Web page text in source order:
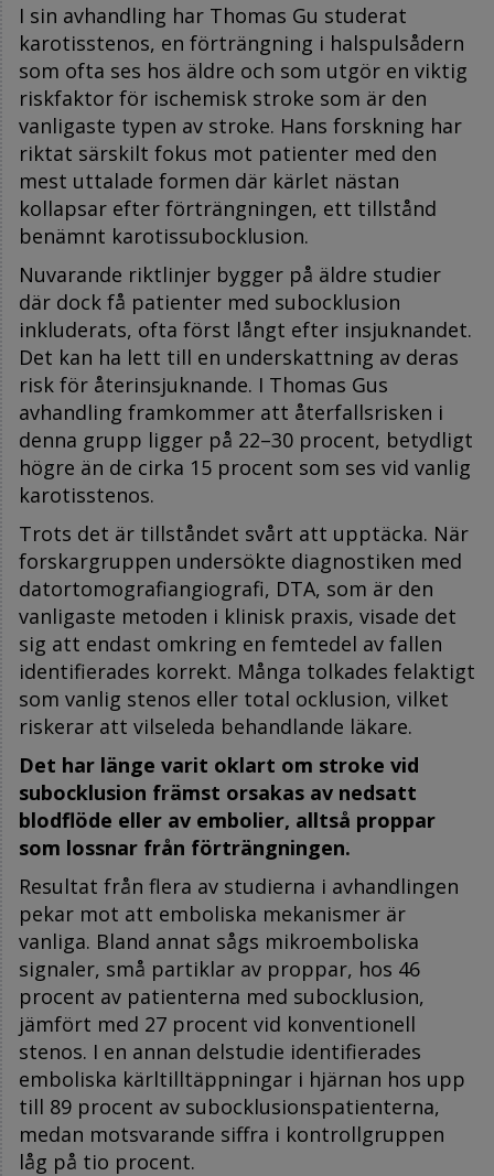
I sin avhandling har Thomas Gu studerat
karotisstenos, en förträngning i halspulsådern
som ofta ses hos äldre och som utgör en viktig
riskfaktor för ischemisk stroke som är den
vanligaste typen av stroke. Hans forskning har
riktat särskilt fokus mot patienter med den
mest uttalade formen där kärlet nästan
kollapsar efter förträngningen, ett tillstånd
benämnt karotissubocklusion.
Nuvarande riktlinjer bygger på äldre studier
där dock få patienter med subocklusion
inkluderats, ofta först långt efter insjuknandet.
Det kan ha lett till en underskattning av deras
risk för återinsjuknande. I Thomas Gus
avhandling framkommer att återfallsrisken i
denna grupp ligger på 22–30 procent, betydligt
högre än de cirka 15 procent som ses vid vanlig
karotisstenos.
Trots det är tillståndet svårt att upptäcka. När
forskargruppen undersökte diagnostiken med
datortomografiangiografi, DTA, som är den
vanligaste metoden i klinisk praxis, visade det
sig att endast omkring en femtedel av fallen
identifierades korrekt. Många tolkades felaktigt
som vanlig stenos eller total ocklusion, vilket
riskerar att vilseleda behandlande läkare.
Det har länge varit oklart om stroke vid
subocklusion främst orsakas av nedsatt
blodflöde eller av embolier, alltså proppar
som lossnar från förträngningen.
Resultat från flera av studierna i avhandlingen
pekar mot att emboliska mekanismer är
vanliga. Bland annat sågs mikroemboliska
signaler, små partiklar av proppar, hos 46
procent av patienterna med subocklusion,
jämfört med 27 procent vid konventionell
stenos. I en annan delstudie identifierades
emboliska kärltilltäppningar i hjärnan hos upp
till 89 procent av subocklusionspatienterna,
medan motsvarande siffra i kontrollgruppen
låg på tio procent.